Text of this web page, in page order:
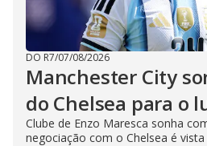
DO R7/07/08/2026
Manchester City
do Chelsea para o
Clube de Enzo Maresca sonha
negociação com o Chelsea é